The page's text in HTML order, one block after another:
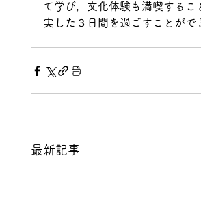
て学び，文化体験も満喫するこ
実した３日間を過ごすことがで
最新記事